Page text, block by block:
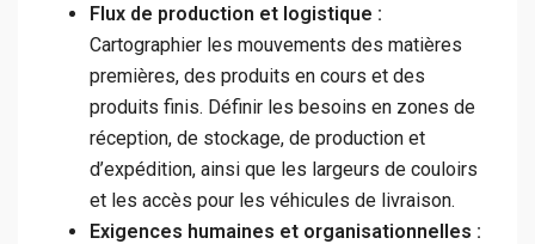
Flux de production et logistique :
Cartographier les mouvements des matières
premières, des produits en cours et des
produits finis. Définir les besoins en zones de
réception, de stockage, de production et
d’expédition, ainsi que les largeurs de couloirs
et les accès pour les véhicules de livraison.
Exigences humaines et organisationnelles :